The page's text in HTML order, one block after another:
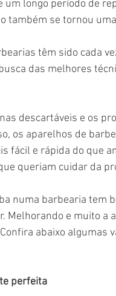
um longo período de
também se tornou
têm sido cada
das melhores
descartáveis ​​e os
os aparelhos de
fácil e rápida do que
queriam cuidar da
numa barbearia tem
Melhorando e muito
abaixo algumas
perfeita